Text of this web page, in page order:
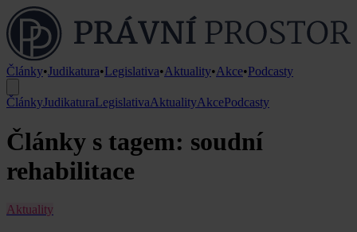
Články•Judikatura•Legislativa•Aktuality•Akce•Podcasty
ČlánkyJudikaturaLegislativaAktualityAkcePodcasty
Články s tagem: soudní
rehabilitace
Aktuality